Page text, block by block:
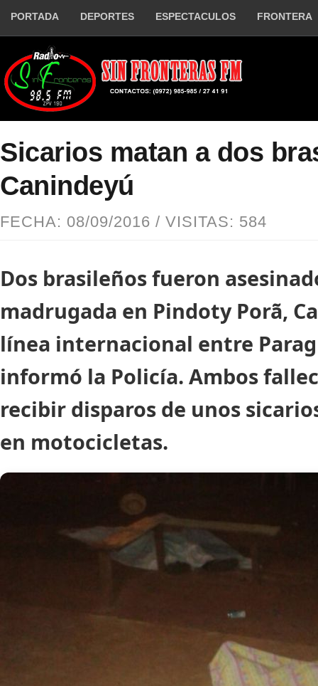
PORTADA DEPORTES ESPECTACULOS FRONTERA
Sicarios matan a dos
Canindeyú
FECHA: 08/09/2016 / VISITAS: 584
Dos brasileños fueron
madrugada en Pindoty Porã,
línea internacional entre
informó la Policía. Ambos
recibir disparos de unos
en motocicletas.